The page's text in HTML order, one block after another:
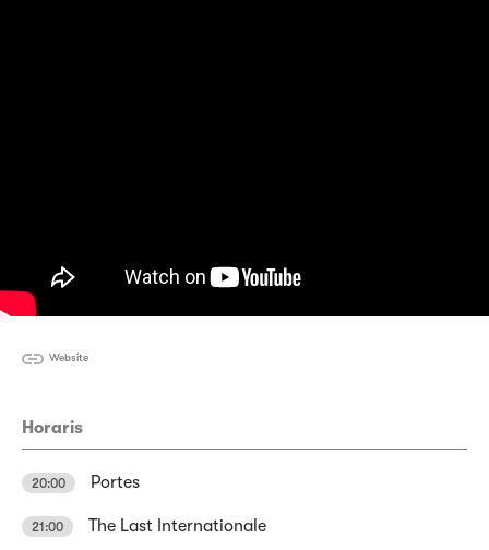
Website
Horaris
20:00 Portes
21:00 The Last Internationale